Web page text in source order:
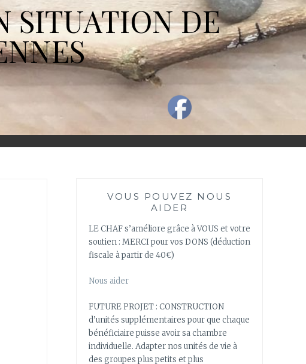
SITUATION DE
VOUS POUVEZ NOUS
AIDER
LE CHAF s’améliore grâce à VOUS et votre
soutien : MERCI pour vos DONS (déduction
fiscale à partir de 40€)
Nous aider
FUTURE PROJET : CONSTRUCTION
d’unités supplémentaires pour que chaque
bénéficiaire puisse avoir sa chambre
individuelle. Adapter nos unités de vie à
des groupes plus petits et plus